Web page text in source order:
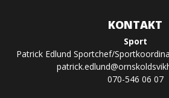
KONTAKT
Sport
Patrick Edlund Sportchef/
070-546 06 07